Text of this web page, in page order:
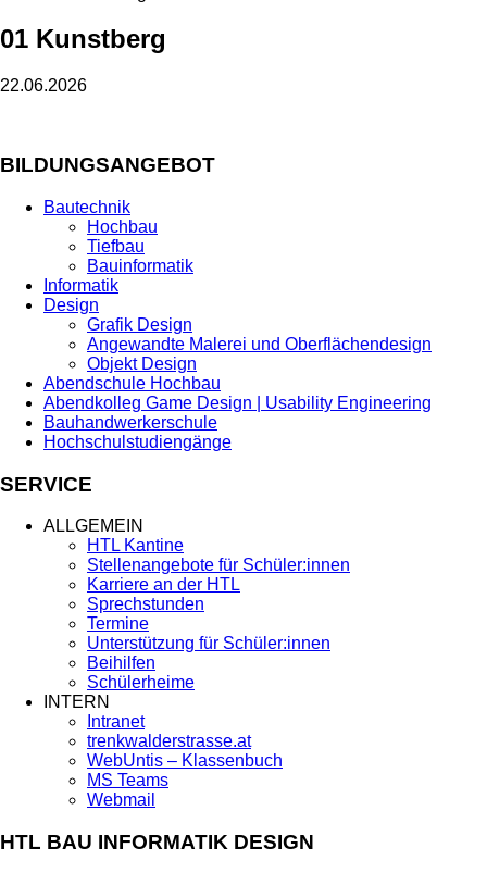
01 Kunstberg
22.06.2026
BILDUNGSANGEBOT
Bautechnik
Hochbau
Tiefbau
Bauinformatik
Informatik
Design
Grafik Design
Angewandte Malerei und Oberflächendesign
Objekt Design
Abendschule Hochbau
Abendkolleg Game Design | Usability Engineering
Bauhandwerkerschule
Hochschulstudiengänge
SERVICE
ALLGEMEIN
HTL Kantine
Stellenangebote für Schüler:innen
Karriere an der HTL
Sprechstunden
Termine
Unterstützung für Schüler:innen
Beihilfen
Schülerheime
INTERN
Intranet
trenkwalderstrasse.at
WebUntis – Klassenbuch
MS Teams
Webmail
HTL BAU INFORMATIK DESIGN